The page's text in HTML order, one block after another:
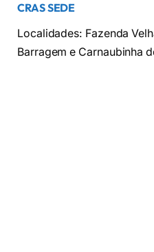
CRAS SEDE
Localidades: Fazenda
Barragem e Carnaubinha